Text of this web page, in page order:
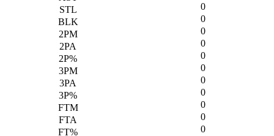
0
0
0
0
0
0
0
0
0
0
0